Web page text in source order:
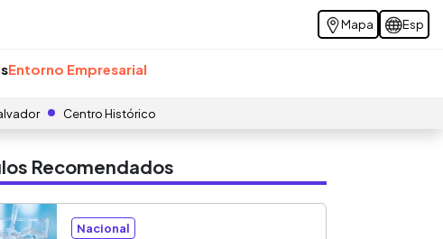
Mapa Esp
Entorno Empresarial
Centro Histórico
Recomendados
Nacional